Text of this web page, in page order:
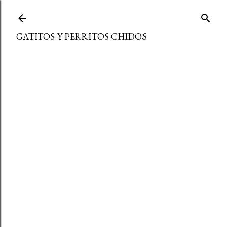
GATITOS Y PERRITOS CHIDOS